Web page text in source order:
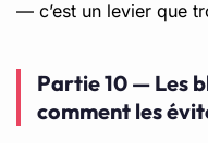
— c’est un levier que
Partie 10 — Les
comment les